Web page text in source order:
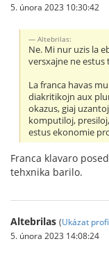
5. února 2023 10:30:42
Altebrilas:
Ne. Mi nur uzis la
versxajne ne estus
La franca havas
diakritikojn aux
okazus, giaj
komputiloj,
estus ekonomie
Franca klavaro
tehxnika barilo.
Altebrilas (Ukázat
5. února 2023 14:08:24